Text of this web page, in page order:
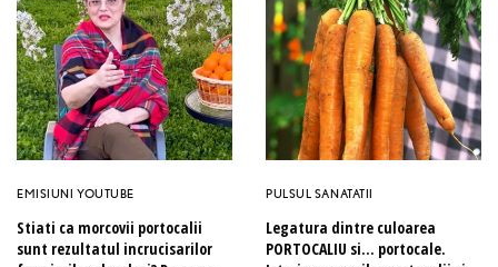
EMISIUNI YOUTUBE
Stiati ca morcovii portocalii
sunt rezultatul incrucisarilor
PULSUL SANATATII
Legatura dintre culoarea
PORTOCALIU si… portocale.